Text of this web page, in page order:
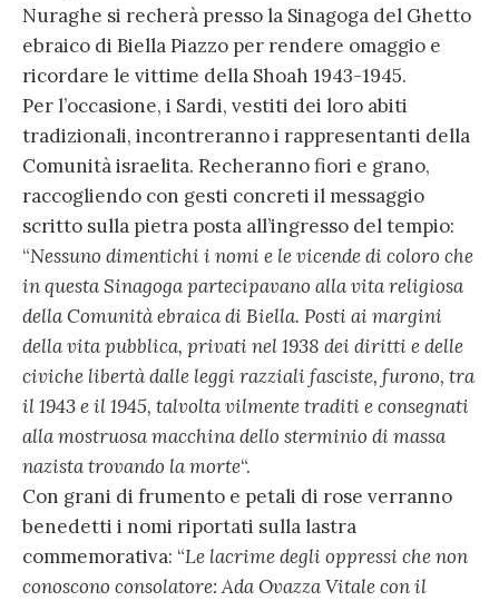
Nuraghe si recherà presso la Sinagoga del Ghetto
ebraico di Biella Piazzo per rendere omaggio e
ricordare le vittime della Shoah 1943-1945.
Per l’occasione, i Sardi, vestiti dei loro abiti
tradizionali, incontreranno i rappresentanti della
Comunità israelita. Recheranno fiori e grano,
raccogliendo con gesti concreti il messaggio
scritto sulla pietra posta all’ingresso del tempio:
“Nessuno dimentichi i nomi e le vicende di coloro che
in questa Sinagoga partecipavano alla vita religiosa
della Comunità ebraica di Biella. Posti ai margini
della vita pubblica, privati nel 1938 dei diritti e delle
civiche libertà dalle leggi razziali fasciste, furono, tra
il 1943 e il 1945, talvolta vilmente traditi e consegnati
alla mostruosa macchina dello sterminio di massa
nazista trovando la morte“.
Con grani di frumento e petali di rose verranno
benedetti i nomi riportati sulla lastra
commemorativa: “Le lacrime degli oppressi che non
conoscono consolatore: Ada Ovazza Vitale con il